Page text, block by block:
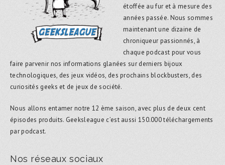
étoffée au fur et à mesure des
années passée. Nous sommes
maintenant une dizaine de
chroniqueur passionnés, à
chaque podcast pour vous
faire parvenir nos informations glanées sur derniers bijoux
technologiques, des jeux vidéos, des prochains blockbusters, des
curiosités geeks et de jeux de société.
Nous allons entamer notre 12 ème saison, avec plus de deux cent
épisodes produits. Geeksleague c’est aussi 150.000 téléchargements
par podcast.
Nos réseaux sociaux